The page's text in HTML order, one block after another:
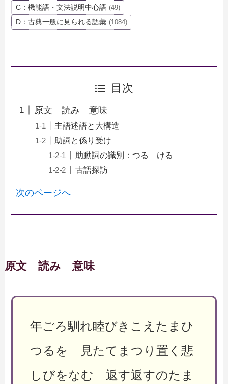
C：機能語・文法説明中心語 (49)
D：古典一般に見られる語彙 (1084)
目次
原文 読み 意味
主語述語と大構造
助詞と係り受け
助動詞の識別：つる ける
古語探訪
次のページへ
原文 読み 意味
年ごろ馴れ睦びきこえたまひ
つるを 見たてまつり置く悲
しびをなむ 返す返すのたま